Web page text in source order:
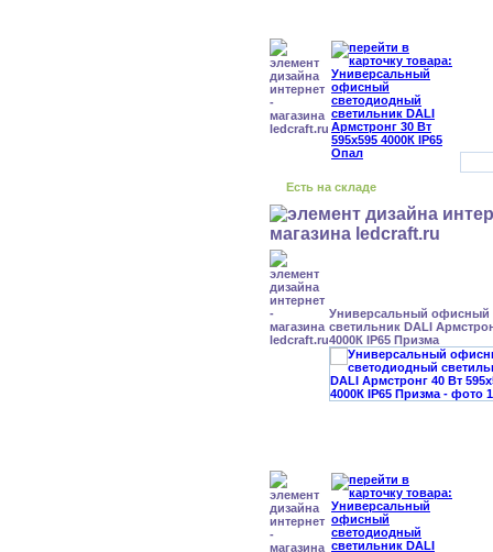
Есть на складе
Универсальный офисный
светильник DALI
4000К IP65 Призма